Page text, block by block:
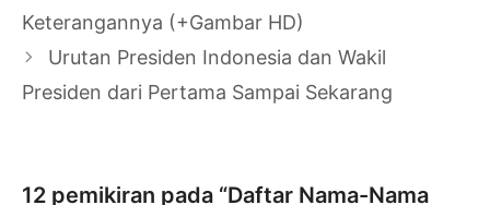
Tulisan
Keterangannya (+Gambar HD)
Urutan Presiden Indonesia dan Wakil
Presiden dari Pertama Sampai Sekarang
12 pemikiran pada “Daftar Nama-Nama